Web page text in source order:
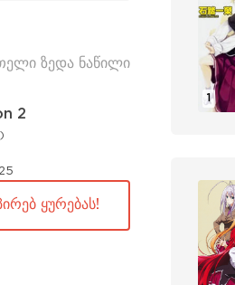
1
1
1
ზედა ნაწილი
2
ყურებას!